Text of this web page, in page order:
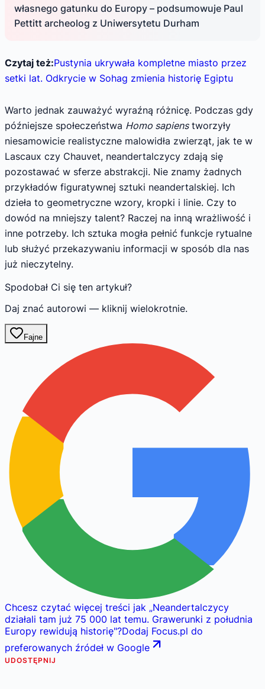
własnego gatunku do Europy – podsumowuje Paul
Pettitt archeolog z Uniwersytetu Durham
Czytaj też:Pustynia ukrywała kompletne miasto przez
setki lat. Odkrycie w Sohag zmienia historię Egiptu
Warto jednak zauważyć wyraźną różnicę. Podczas gdy
późniejsze społeczeństwa Homo sapienstworzyły
niesamowicie realistyczne malowidła zwierząt, jak te w
Lascaux czy Chauvet, neandertalczycy zdają się
pozostawać w sferze abstrakcji. Nie znamy żadnych
przykładów figuratywnej sztuki neandertalskiej. Ich
dzieła to geometryczne wzory, kropki i linie. Czy to
dowód na mniejszy talent? Raczej na inną wrażliwość i
inne potrzeby. Ich sztuka mogła pełnić funkcje rytualne
lub służyć przekazywaniu informacji w sposób dla nas
już nieczytelny.
Spodobał Ci się ten artykuł?
Daj znać autorowi — kliknij wielokrotnie.
Fajne
Chcesz czytać więcej treści jak „Neandertalczycy
działali tam już 75 000 lat temu. Grawerunki z południa
Europy rewidują historię"?Dodaj Focus.pl do
preferowanych źródeł w Google
UDOSTĘPNIJ